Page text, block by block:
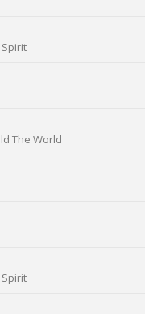
The World